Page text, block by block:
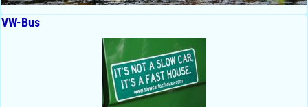
VW-Bus